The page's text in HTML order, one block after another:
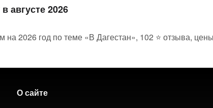
августе 2026
на 2026 год по теме «В Дагестан», 102 ⭐ отзыва,
О сайте